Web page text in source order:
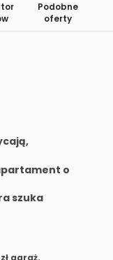
Podobne
oferty
o
szuka